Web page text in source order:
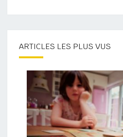
ARTICLES LES PLUS VUS